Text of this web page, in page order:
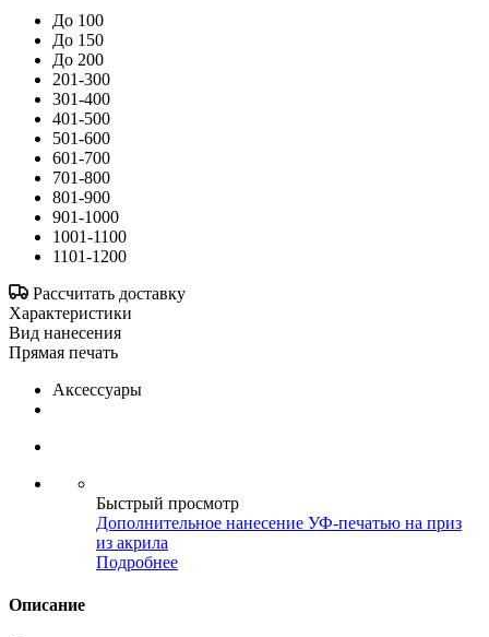
До 100
До 150
До 200
201-300
301-400
401-500
501-600
601-700
701-800
801-900
901-1000
1001-1100
1101-1200
Рассчитать доставку
Характеристики
Вид нанесения
Прямая печать
Аксессуары
Быстрый просмотр
Дополнительное нанесение УФ-печатью на приз
из акрила
Подробнее
Описание